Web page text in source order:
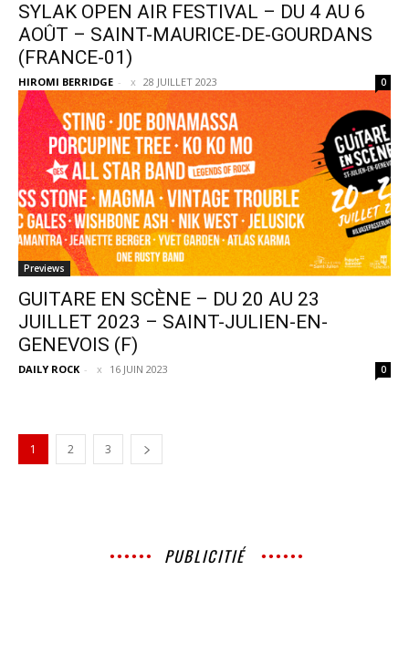
SYLAK OPEN AIR FESTIVAL – DU 4 AU 6
AOÛT – SAINT-MAURICE-DE-GOURDANS
(FRANCE-01)
HIROMI BERRIDGE - 28 JUILLET 2023 0
Previews
GUITARE EN SCÈNE – DU 20 AU 23
JUILLET 2023 – SAINT-JULIEN-EN-
GENEVOIS (F)
DAILY ROCK - 16 JUIN 2023 0
1 2 3
PUBLICITIÉ